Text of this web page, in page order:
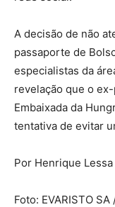
A decisão de não
passaporte de
especialistas da
revelação que o
Embaixada da
tentativa de evitar
Por Henrique
Foto: EVARISTO